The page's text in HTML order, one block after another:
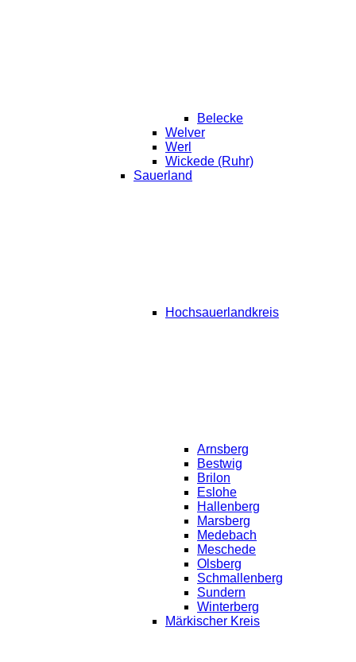
Belecke
Welver
Werl
Wickede (Ruhr)
Sauerland
Hochsauerlandkreis
Arnsberg
Bestwig
Brilon
Eslohe
Hallenberg
Marsberg
Medebach
Meschede
Olsberg
Schmallenberg
Sundern
Winterberg
Märkischer Kreis